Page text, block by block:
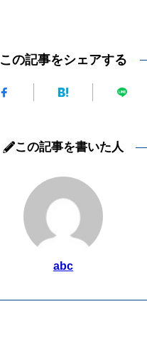
この記事をシェアする
この記事を書いた人
abc